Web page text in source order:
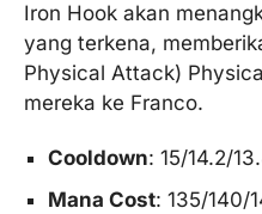
Iron Hook akan
yang terkena,
Physical Attack)
mereka ke Franco.
Cooldown: 15/14.2/
Mana Cost: 135/140/